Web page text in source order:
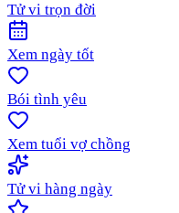
Tử vi trọn đời
Xem ngày tốt
Bói tình yêu
Xem tuổi vợ chồng
Tử vi hàng ngày